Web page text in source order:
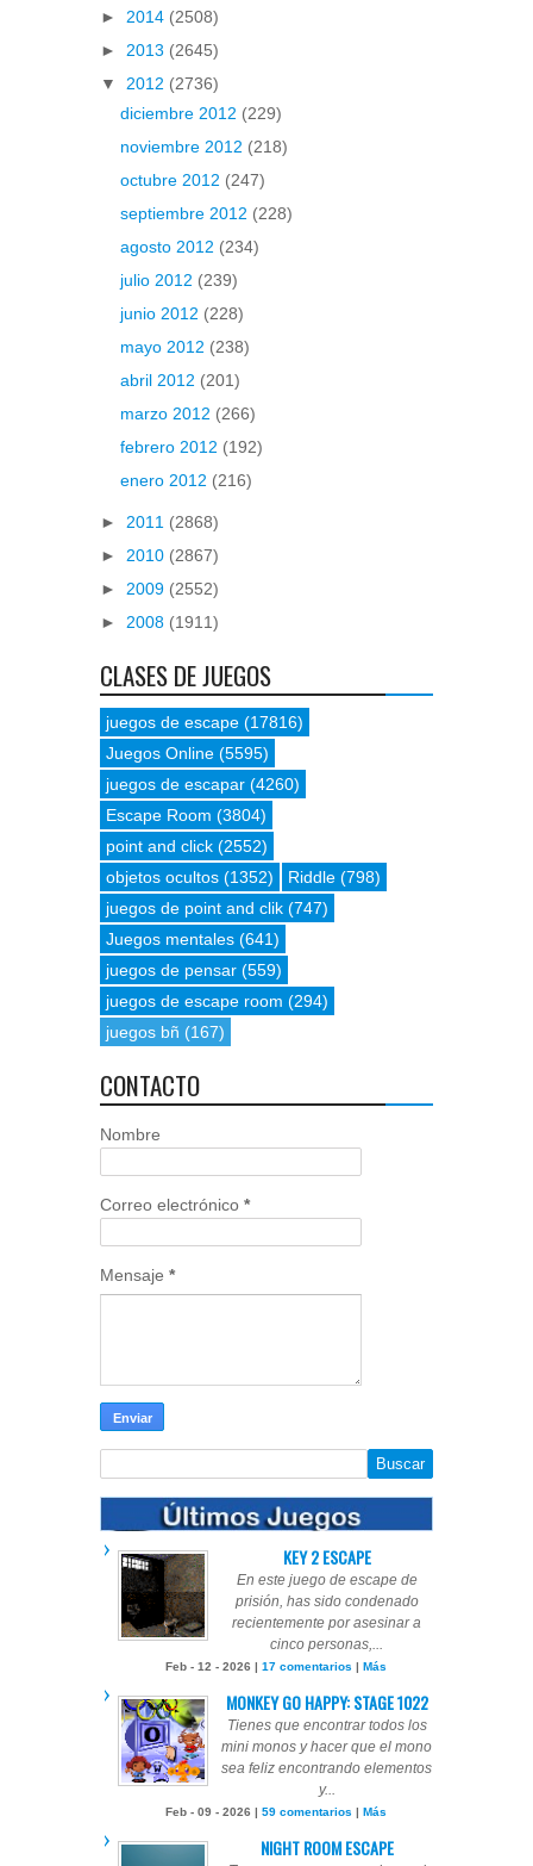
► 2014 (2508)
► 2013 (2645)
▼ 2012 (2736)
diciembre 2012 (229)
noviembre 2012 (218)
octubre 2012 (247)
septiembre 2012 (228)
agosto 2012 (234)
julio 2012 (239)
junio 2012 (228)
mayo 2012 (238)
abril 2012 (201)
marzo 2012 (266)
febrero 2012 (192)
enero 2012 (216)
► 2011 (2868)
► 2010 (2867)
► 2009 (2552)
► 2008 (1911)
CLASES DE JUEGOS
juegos de escape (17816)
Juegos Online (5595)
juegos de escapar (4260)
Escape Room (3804)
point and click (2552)
objetos ocultos (1352) Riddle (798)
juegos de point and clik (747)
Juegos mentales (641)
juegos de pensar (559)
juegos de escape room (294)
juegos bñ (167)
CONTACTO
Nombre
Correo electrónico *
Mensaje *
KEY 2 ESCAPE
En este juego de escape de
prisión, has sido condenado
recientemente por asesinar a
cinco personas,...
Feb - 12 - 2026 | 17 comentarios | Más
MONKEY GO HAPPY: STAGE 1022
Tienes que encontrar todos los
mini monos y hacer que el mono
sea feliz encontrando elementos
y...
Feb - 09 - 2026 | 59 comentarios | Más
NIGHT ROOM ESCAPE